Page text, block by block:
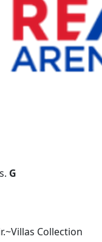
G
Collection